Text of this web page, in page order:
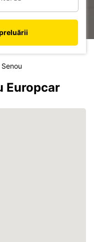
Senou
Europcar